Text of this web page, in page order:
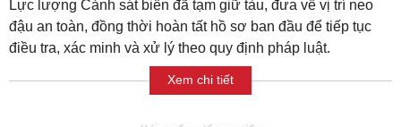
Lực lượng Cảnh sát biển đã tạm giữ tàu, đưa về vị trí neo
đậu an toàn, đồng thời hoàn tất hồ sơ ban đầu để tiếp tục
điều tra, xác minh và xử lý theo quy định pháp luật.
Xem chi tiết